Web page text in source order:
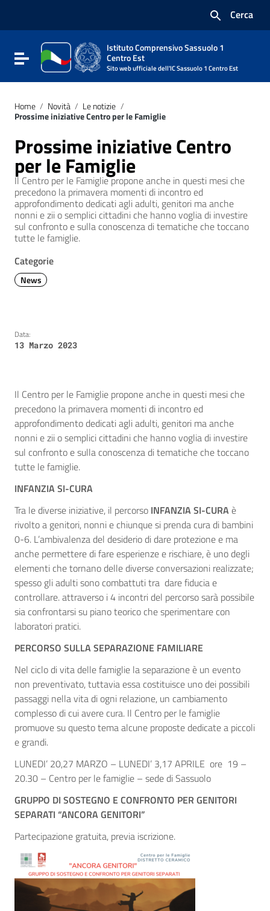
Vai al footer
Cerca
Attiva / disattiva la navigazione
Istituto Comprensivo Sassuolo 1
Centro Est
Sito web ufficiale dell'IC Sassuolo 1 Centro Est
Home / Novità / Le notizie /
Prossime iniziative Centro per le Famiglie
Prossime iniziative Centro
per le Famiglie
Il Centro per le Famiglie propone anche in questi mesi che
precedono la primavera momenti di incontro ed
approfondimento dedicati agli adulti, genitori ma anche
nonni e zii o semplici cittadini che hanno voglia di investire
sul confronto e sulla conoscenza di tematiche che toccano
tutte le famiglie.
Categorie
News
Data:
13 Marzo 2023
Il Centro per le Famiglie propone anche in questi mesi che
precedono la primavera momenti di incontro ed
approfondimento dedicati agli adulti, genitori ma anche
nonni e zii o semplici cittadini che hanno voglia di investire
sul confronto e sulla conoscenza di tematiche che toccano
tutte le famiglie.
INFANZIA SI-CURA
Tra le diverse iniziative, il percorso INFANZIA SI-CURAè
rivolto a genitori, nonni e chiunque si prenda cura di bambini
0-6. L’ambivalenza del desiderio di dare protezione e ma
anche permettere di fare esperienze e rischiare, è uno degli
elementi che tornano delle diverse conversazioni realizzate;
spesso gli adulti sono combattuti tra dare fiducia e
controllare. attraverso i 4 incontri del percorso sarà possibile
sia confrontarsi su piano teorico che sperimentare con
laboratori pratici.
PERCORSO SULLA SEPARAZIONE FAMILIARE
Nel ciclo di vita delle famiglie la separazione è un evento
non preventivato, tuttavia essa costituisce uno dei possibili
passaggi nella vita di ogni relazione, un cambiamento
complesso di cui avere cura. Il Centro per le famiglie
promuove su questo tema alcune proposte dedicate a piccoli
e grandi.
LUNEDI’ 20,27 MARZO – LUNEDI’ 3,17 APRILE ore 19 –
20.30 – Centro per le famiglie – sede di Sassuolo
GRUPPO DI SOSTEGNO E CONFRONTO PER GENITORI
SEPARATI “ANCORA GENITORI”
Partecipazione gratuita, previa iscrizione.